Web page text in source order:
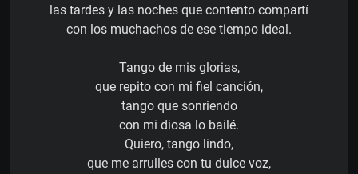
las tardes y las noches que contento compartí
con los muchachos de ese tiempo ideal.
Tango de mis glorias,
que repito con mi fiel canción,
tango que sonriendo
con mi diosa lo bailé.
Quiero, tango lindo,
que me arrulles con tu dulce voz,